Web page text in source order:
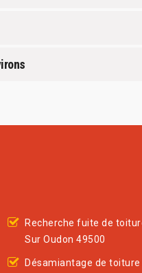
Recherche fuite de
Sur Oudon 49500
Désamiantage de toiture